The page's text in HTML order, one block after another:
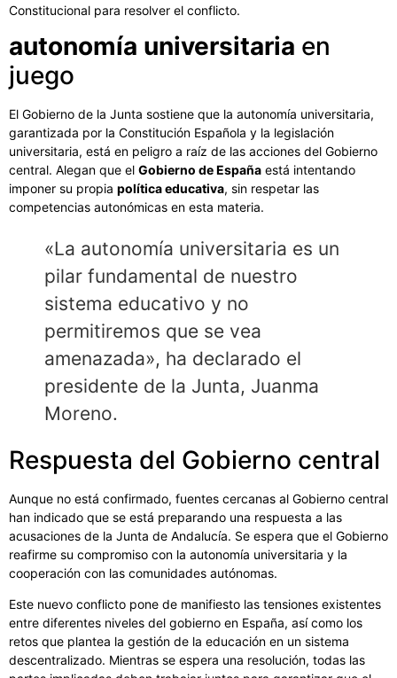
Constitucional para resolver el conflicto.
autonomía universitaria en
juego
El Gobierno de la Junta sostiene que la autonomía universitaria,
garantizada por la Constitución Española y la legislación
universitaria, está en peligro a raíz de las acciones del Gobierno
central. Alegan que el Gobierno de España está intentando
imponer su propia política educativa, sin respetar las
competencias autonómicas en esta materia.
«La autonomía universitaria es un
pilar fundamental de nuestro
sistema educativo y no
permitiremos que se vea
amenazada», ha declarado el
presidente de la Junta, Juanma
Moreno.
Respuesta del Gobierno central
Aunque no está confirmado, fuentes cercanas al Gobierno central
han indicado que se está preparando una respuesta a las
acusaciones de la Junta de Andalucía. Se espera que el Gobierno
reafirme su compromiso con la autonomía universitaria y la
cooperación con las comunidades autónomas.
Este nuevo conflicto pone de manifiesto las tensiones existentes
entre diferentes niveles del gobierno en España, así como los
retos que plantea la gestión de la educación en un sistema
descentralizado. Mientras se espera una resolución, todas las